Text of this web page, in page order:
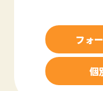
フォ
個